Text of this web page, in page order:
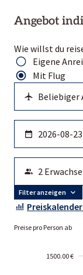
Angebot
Wie willst du
Eigene
Mit Flug
Filter anzeigen
Preise pro Person ab
1500.00 €